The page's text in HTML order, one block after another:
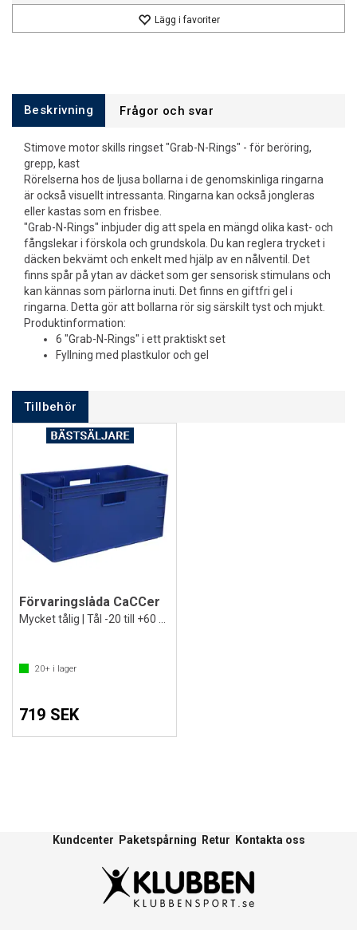
Lägg i favoriter
Beskrivning Frågor och svar
Stimove motor skills ringset "Grab-N-Rings" - för beröring,
grepp, kast
Rörelserna hos de ljusa bollarna i de genomskinliga ringarna
är också visuellt intressanta. Ringarna kan också jongleras
eller kastas som en frisbee.
"Grab-N-Rings" inbjuder dig att spela en mängd olika kast- och
fångslekar i förskola och grundskola. Du kan reglera trycket i
däcken bekvämt och enkelt med hjälp av en nålventil. Det
finns spår på ytan av däcket som ger sensorisk stimulans och
kan kännas som pärlorna inuti. Det finns en giftfri gel i
ringarna. Detta gör att bollarna rör sig särskilt tyst och mjukt.
Produktinformation:
6 "Grab-N-Rings" i ett praktiskt set
Fyllning med plastkulor och gel
Tillbehör
Förvaringslåda CaCCer
20+ i lager
719 SEK
Kundcenter Paketspårning Retur Kontakta oss